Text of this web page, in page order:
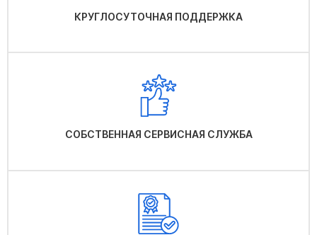
КРУГЛОСУТОЧНАЯ ПОДДЕРЖКА
СОБСТВЕННАЯ СЕРВИСНАЯ СЛУЖБА